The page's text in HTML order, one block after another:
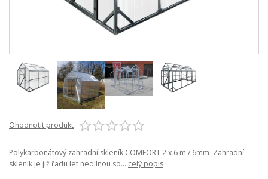
Ohodnotit produkt
Polykarbonátový zahradní skleník COMFORT 2 x 6 m / 6mm Zahradní
skleník je již řadu let nedílnou so... celý popis